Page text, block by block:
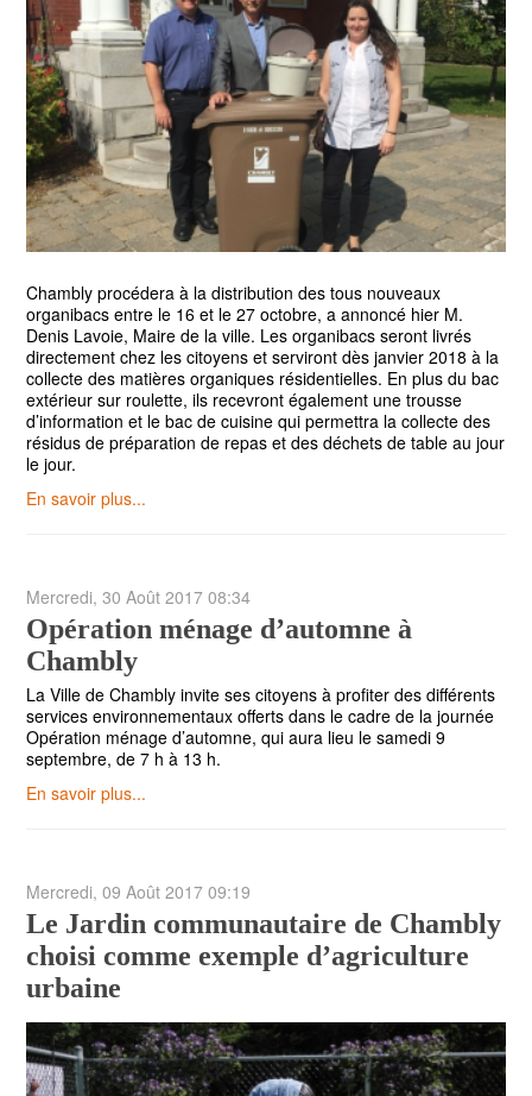
Chambly procédera à la distribution des tous nouveaux
organibacs entre le 16 et le 27 octobre, a annoncé hier M.
Denis Lavoie, Maire de la ville. Les organibacs seront livrés
directement chez les citoyens et serviront dès janvier 2018 à la
collecte des matières organiques résidentielles. En plus du bac
extérieur sur roulette, ils recevront également une trousse
d’information et le bac de cuisine qui permettra la collecte des
résidus de préparation de repas et des déchets de table au jour
le jour.
En savoir plus...
Mercredi, 30 Août 2017 08:34
Opération ménage d’automne à
Chambly
La Ville de Chambly invite ses citoyens à profiter des différents
services environnementaux offerts dans le cadre de la journée
Opération ménage d’automne, qui aura lieu le samedi 9
septembre, de 7 h à 13 h.
En savoir plus...
Mercredi, 09 Août 2017 09:19
Le Jardin communautaire de Chambly
choisi comme exemple d’agriculture
urbaine